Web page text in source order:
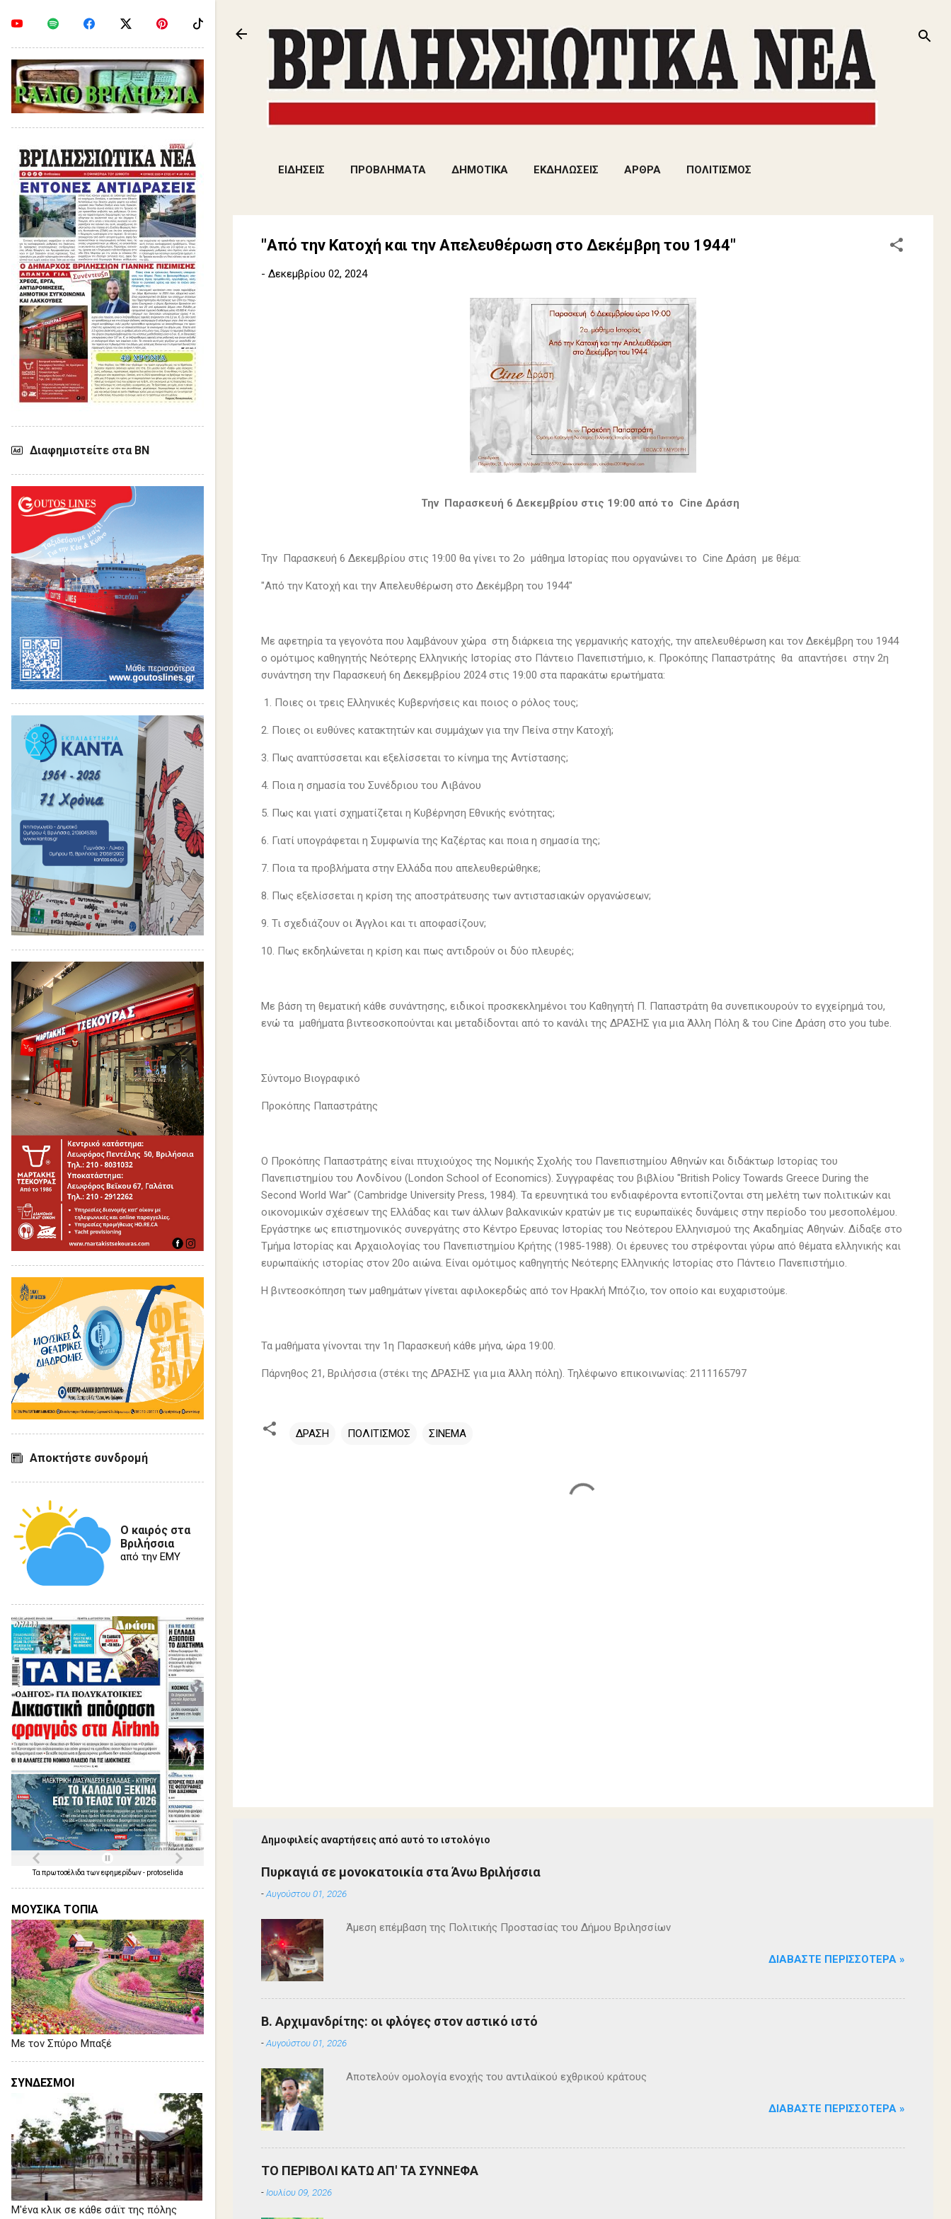
ΕΙΔΗΣΕΙΣ ΠΡΟΒΛΗΜΑΤΑ ΔΗΜΟΤΙΚΑ ΕΚΔΗΛΩΣΕΙΣ ΑΡΘΡΑ ΠΟΛΙΤΙΣΜΟΣ
"Από την Κατοχή και την Απελευθέρωση στο Δεκέμβρη του 1944"
- Δεκεμβρίου 02, 2024
Την Παρασκευή 6 Δεκεμβρίου στις 19:00 από το Cine Δράση
Την Παρασκευή 6 Δεκεμβρίου στις 19:00 θα γίνει το 2ο μάθημα Ιστορίας που οργανώνει το Cine Δράση με θέμα:
"Από την Κατοχή και την Απελευθέρωση στο Δεκέμβρη του 1944"
Με αφετηρία τα γεγονότα που λαμβάνουν χώρα στη διάρκεια της γερμανικής κατοχής, την απελευθέρωση και τον Δεκέμβρη του 1944
ο ομότιμος καθηγητής Νεότερης Ελληνικής Ιστορίας στο Πάντειο Πανεπιστήμιο, κ. Προκόπης Παπαστράτης θα απαντήσει στην 2η
συνάντηση την Παρασκευή 6η Δεκεμβρίου 2024 στις 19:00 στα παρακάτω ερωτήματα:
1. Ποιες οι τρεις Ελληνικές Κυβερνήσεις και ποιος ο ρόλος τους;
2. Ποιες οι ευθύνες κατακτητών και συμμάχων για την Πείνα στην Κατοχή;
3. Πως αναπτύσσεται και εξελίσσεται το κίνημα της Αντίστασης;
4. Ποια η σημασία του Συνέδριου του Λιβάνου
5. Πως και γιατί σχηματίζεται η Κυβέρνηση Εθνικής ενότητας;
6. Γιατί υπογράφεται η Συμφωνία της Καζέρτας και ποια η σημασία της;
7. Ποια τα προβλήματα στην Ελλάδα που απελευθερώθηκε;
8. Πως εξελίσσεται η κρίση της αποστράτευσης των αντιστασιακών οργανώσεων;
9. Τι σχεδιάζουν οι Άγγλοι και τι αποφασίζουν;
10. Πως εκδηλώνεται η κρίση και πως αντιδρούν οι δύο πλευρές;
Με βάση τη θεματική κάθε συνάντησης, ειδικοί προσκεκλημένοι του Καθηγητή Π. Παπαστράτη θα συνεπικουρούν το εγχείρημά του,
ενώ τα μαθήματα βιντεοσκοπούνται και μεταδίδονται από το κανάλι της ΔΡΑΣΗΣ για μια Άλλη Πόλη & του Cine Δράση στο you tube.
Σύντομο Βιογραφικό
Προκόπης Παπαστράτης
Ο Προκόπης Παπαστράτης είναι πτυχιούχος της Νομικής Σχολής του Πανεπιστημίου Αθηνών και διδάκτωρ Ιστορίας του
Πανεπιστημίου του Λονδίνου (London School of Economics). Συγγραφέας του βιβλίου "British Policy Towards Greece During the
Second World War" (Cambridge University Press, 1984). Τα ερευνητικά του ενδιαφέροντα εντοπίζονται στη μελέτη των πολιτικών και
οικονομικών σχέσεων της Ελλάδας και των άλλων βαλκανικών κρατών με τις ευρωπαϊκές δυνάμεις στην περίοδο του μεσοπολέμου.
Εργάστηκε ως επιστημονικός συνεργάτης στο Κέντρο Ερευνας Ιστορίας του Νεότερου Ελληνισμού της Ακαδημίας Αθηνών. Δίδαξε στο
Τμήμα Ιστορίας και Αρχαιολογίας του Πανεπιστημίου Κρήτης (1985-1988). Οι έρευνες του στρέφονται γύρω από θέματα ελληνικής και
ευρωπαϊκής ιστορίας στον 20ο αιώνα. Είναι ομότιμος καθηγητής Νεότερης Ελληνικής Ιστορίας στο Πάντειο Πανεπιστήμιο.
Η βιντεοσκόπηση των μαθημάτων γίνεται αφιλοκερδώς από τον Ηρακλή Μπόζιο, τον οποίο και ευχαριστούμε.
Τα μαθήματα γίνονται την 1η Παρασκευή κάθε μήνα, ώρα 19:00.
Πάρνηθος 21, Βριλήσσια (στέκι της ΔΡΑΣΗΣ για μια Άλλη πόλη). Τηλέφωνο επικοινωνίας: 2111165797
ΔΡΑΣΗ ΠΟΛΙΤΙΣΜΟΣ ΣΙΝΕΜΑ
Δημοφιλείς αναρτήσεις από αυτό το ιστολόγιο
Πυρκαγιά σε μονοκατοικία στα Άνω Βριλήσσια
-Αυγούστου 01, 2026
Άμεση επέμβαση της Πολιτικής Προστασίας του Δήμου Βριλησσίων
ΔΙΑΒΆΣΤΕ ΠΕΡΙΣΣΌΤΕΡΑ »
Β. Αρχιμανδρίτης: οι φλόγες στον αστικό ιστό
-Αυγούστου 01, 2026
Αποτελούν ομολογία ενοχής του αντιλαϊκού εχθρικού κράτους
ΔΙΑΒΆΣΤΕ ΠΕΡΙΣΣΌΤΕΡΑ »
ΤΟ ΠΕΡΙΒΟΛΙ ΚΑΤΩ ΑΠ' ΤΑ ΣΥΝΝΕΦΑ
- Ιουλίου 09, 2026
Διαφημιστείτε στα ΒΝ
Αποκτήστε συνδρομή
Ο καιρός στα
Βριλήσσια
από την ΕΜΥ
Τα πρωτοσέλιδα τωνεφημερίδων- protoselida
ΜΟΥΣΙΚΑ ΤΟΠΙΑ
Με τον Σπύρο Μπαξέ
ΣΥΝΔΕΣΜΟΙ
Μ'ένα κλικ σε κάθε σάϊτ της πόλης